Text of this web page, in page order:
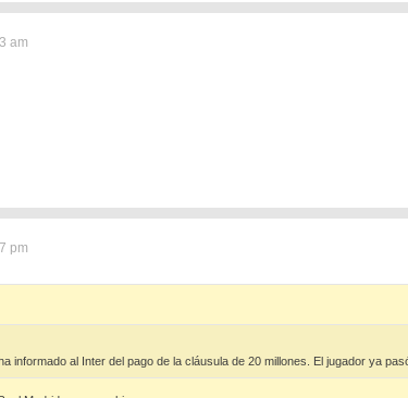
am
pm
informado al Inter del pago de la cláusula de 20 millones. El jugador ya